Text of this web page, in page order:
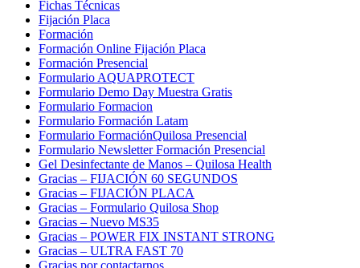
Fichas Técnicas
Fijación Placa
Formación
Formación Online Fijación Placa
Formación Presencial
Formulario AQUAPROTECT
Formulario Demo Day Muestra Gratis
Formulario Formacion
Formulario Formación Latam
Formulario FormaciónQuilosa Presencial
Formulario Newsletter Formación Presencial
Gel Desinfectante de Manos – Quilosa Health
Gracias – FIJACIÓN 60 SEGUNDOS
Gracias – FIJACIÓN PLACA
Gracias – Formulario Quilosa Shop
Gracias – Nuevo MS35
Gracias – POWER FIX INSTANT STRONG
Gracias – ULTRA FAST 70
Gracias por contactarnos